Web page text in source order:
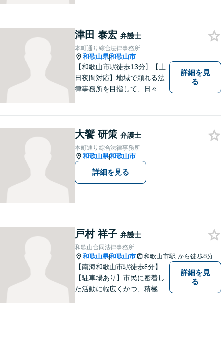
津田 泰宏 弁護士
本町通り綜合法律事務所
和歌山県|和歌山市
【和歌山市駅徒歩13分】【土
日夜間対応】地域で頼れる法
律事務所を目指して、日々尽
能です。まずはお気軽にご相
談ください。
詳細を見
る
大饗 研策 弁護士
本町通り綜合法律事務所
和歌山県|和歌山市
詳細を見る
戸村 祥子 弁護士
和歌山合同法律事務所
和歌山県|和歌山市 和歌山市駅 から徒歩8分
【南海和歌山市駅徒歩8分】
【駐車場あり】市民に密着し
た活動に幅広くかつ、積極的
詳細を見
る